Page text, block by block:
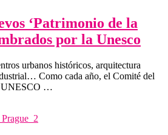
‘Patrimonio de la
por la Unesco
urbanos históricos, arquitectura
Como cada año, el Comité del
UNESCO …